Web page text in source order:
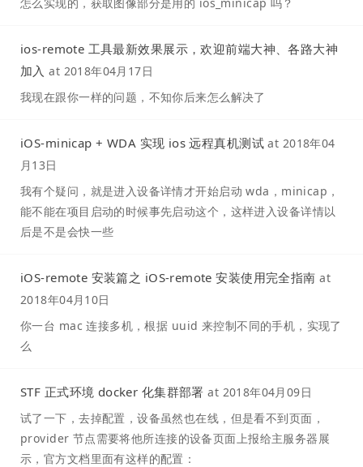
ios-remote 工具最新效果展示，欢迎前端大神、各路大神
加入 at 2018年04月17日
我现在跟你一样的问题，不知你后来怎么解决了
iOS-minicap + WDA 实现 ios 远程真机测试 at 2018年04
月13日
我有个疑问，就是进入设备详情才开始启动 wda，minicap，
能不能在项目启动的时候事先启动这个，这样进入设备详情以
后是不是会快一些
iOS-remote 安装篇之 iOS-remote 安装使用完全指南 at
2018年04月10日
你一台 mac 连接多机，根据 uuid 来控制不同的手机，实现了
么
STF 正式环境 docker 化集群部署 at 2018年04月09日
试了一下，去掉配置，设备虽然也在线，但是看不到页面，
provider 节点需要将他所连接的设备页面上报给主服务器展
示，官方文档里面有这样的配置：